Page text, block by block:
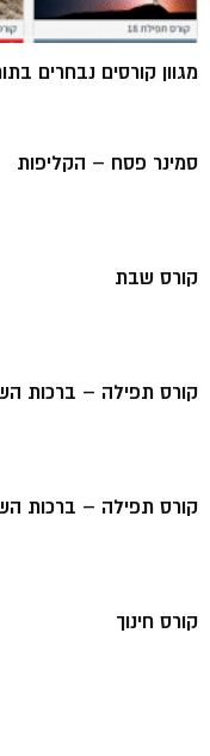
מגוון קורסים נבחרים
סמינר פסח – הקליפות
קורס שבת
קורס תפילה – ברכות
קורס תפילה – ברכות
קורס חינוך